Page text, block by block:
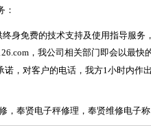
：
终身免费的技术支持及使用指导服务
，我公司相关部门即会以最快
诺，对客户的电话，我方1小时内作
，奉贤电子秤修理，奉贤维修电子称